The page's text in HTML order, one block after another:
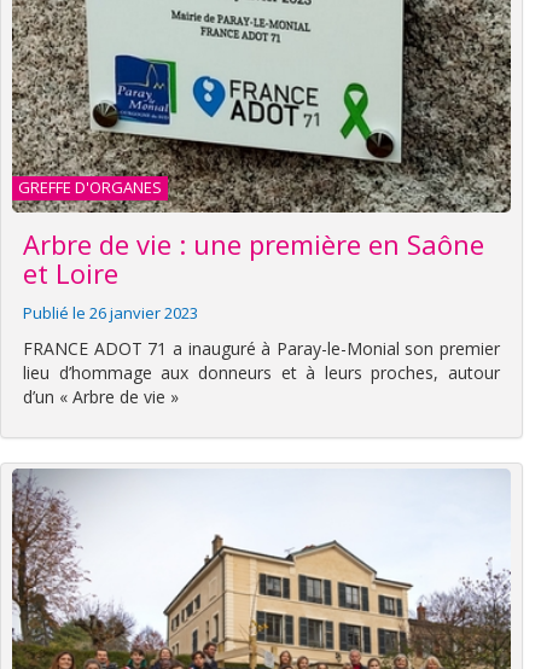
GREFFE D'ORGANES
Arbre de vie : une première en Saône
et Loire
Publié le 26 janvier 2023
FRANCE ADOT 71 a inauguré à Paray-le-Monial son premier
lieu d’hommage aux donneurs et à leurs proches, autour
d’un « Arbre de vie »